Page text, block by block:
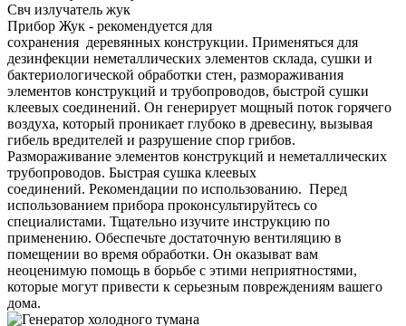
Свч излучатель жук
Прибор Жук - рекомендуется для
сохранения деревянных конструкции. Применяться для
дезинфекции неметаллических элементов склада, сушки и
бактериологической обработки стен, размораживания
элементов конструкций и трубопроводов, быстрой сушки
клеевых соединений. Он генерирует мощный поток горячего
воздуха, который проникает глубоко в древесину, вызывая
гибель вредителей и разрушение спор грибов.
Размораживание элементов конструкций и неметаллических
трубопроводов. Быстрая сушка клеевых
соединений. Рекомендации по использованию. Перед
использованием прибора проконсультируйтесь со
специалистами. Тщательно изучите инструкцию по
применению. Обеспечьте достаточную вентиляцию в
помещении во время обработки. Он оказыват вам
неоценимую помощь в борьбе с этими неприятностями,
которые могут привести к серьезным повреждениям вашего
дома.